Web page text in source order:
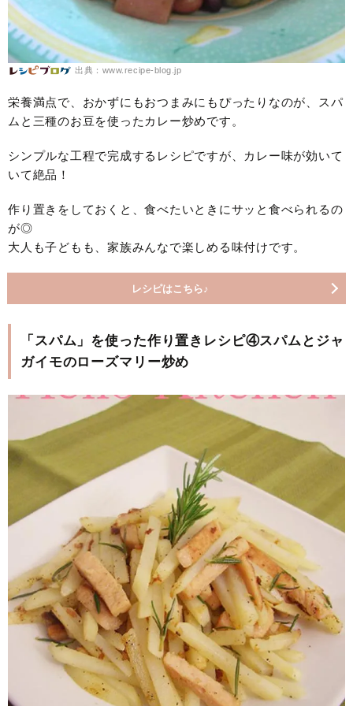
出典：www.recipe-blog.jp
栄養満点で、おかずにもおつまみにもぴったりなのが、スパ
ムと三種のお豆を使ったカレー炒めです。
シンプルな工程で完成するレシピですが、カレー味が効いて
いて絶品！
作り置きをしておくと、食べたいときにサッと食べられるの
が◎
大人も子どもも、家族みんなで楽しめる味付けです。
レシピはこちら♪
「スパム」を使った作り置きレシピ④スパムとジャ
ガイモのローズマリー炒め